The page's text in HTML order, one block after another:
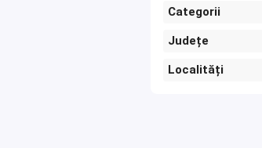
Categorii
Județe
Localități